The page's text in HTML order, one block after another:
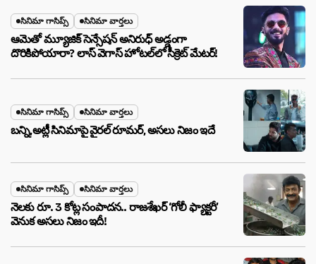
సినిమా గాసిప్స్ సినిమా వార్తలు
ఆమెతో మ్యూజిక్ సెన్సేషన్ అనిరుధ్ అడ్డంగా
దొరికిపోయారా? లాస్ వెగాస్ హోటల్‌లో సీక్రెట్ మేటర్!
సినిమా గాసిప్స్ సినిమా వార్తలు
బన్ని,అట్లీ సినిమాపై వైరల్ రూమర్, అసలు నిజం ఇదే
సినిమా గాసిప్స్ సినిమా వార్తలు
నెలకు రూ. 3 కోట్ల సంపాదన.. రాజశేఖర్ ‘గోలీ ఫ్యాక్టరీ’
వెనుక అసలు నిజం ఇదీ!